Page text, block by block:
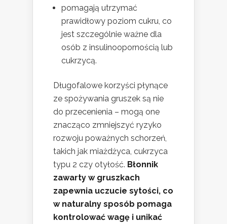
pomagają utrzymać
prawidłowy poziom cukru, co
jest szczególnie ważne dla
osób z insulinoopornością lub
cukrzycą.
Długofalowe korzyści płynące
ze spożywania gruszek są nie
do przecenienia – mogą one
znacząco zmniejszyć ryzyko
rozwoju poważnych schorzeń,
takich jak miażdżyca, cukrzyca
typu 2 czy otyłość. Błonnik
zawarty w gruszkach
zapewnia uczucie sytości, co
w naturalny sposób pomaga
kontrolować wagę i unikać